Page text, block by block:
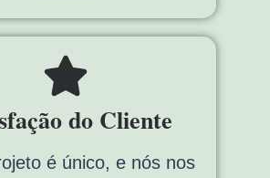
do Cliente
é único, e nós nos